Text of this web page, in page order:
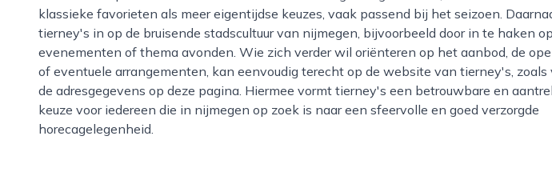
klassieke favorieten als meer eigentijdse keuzes, vaak passend bij het seizoen.
tierney's in op de bruisende stadscultuur van nijmegen, bijvoorbeeld door in te haken
evenementen of thema avonden. Wie zich verder wil oriënteren op het aanbod, de
of eventuele arrangementen, kan eenvoudig terecht op de website van tierney's, zoals
de adresgegevens op deze pagina. Hiermee vormt tierney's een betrouwbare en
keuze voor iedereen die in nijmegen op zoek is naar een sfeervolle en goed verzorgde
horecagelegenheid.